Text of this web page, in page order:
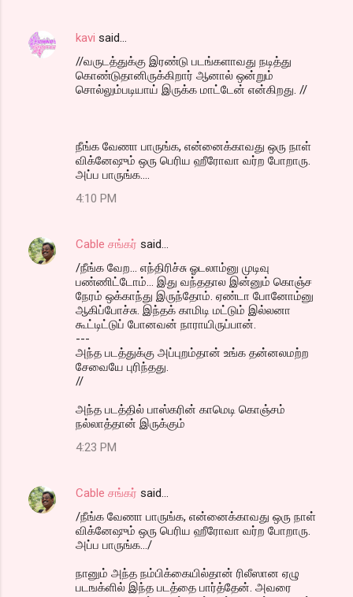
kavi said…
//வருடத்துக்கு இரண்டு படங்களாவது நடித்து
கொண்டுதானிருக்கிறார் ஆனால் ஒன்றும்
சொல்லும்படியாய் இருக்க மாட்டேன் என்கிறது. //
நீங்க வேணா பாருங்க, என்னைக்காவது ஒரு நாள்
விக்னேஷும் ஒரு பெரிய ஹீரோவா வர்ற போறாரு.
அப்ப பாருங்க....
4:10 PM
Cable சங்கர் said…
/நீங்க வேற... எந்திரிச்சு ஓடலாம்னு முடிவு
பண்ணிட்டோம்... இது வந்ததால இன்னும் கொஞ்ச
நேரம் ஒக்காந்து இருந்தோம். ஏண்டா போனோம்னு
ஆகிப்போச்சு. இந்தக் காமிடி மட்டும் இல்லனா
கூட்டிட்டுப் போனவன் நாராயிருப்பான்.
---
அந்த படத்துக்கு அப்புறம்தான் உங்க தன்னலமற்ற
சேவையே புரிந்தது.
//
அந்த படத்தில் பாஸ்கரின் காமெடி கொஞ்சம்
நல்லாத்தான் இருக்கும்
4:23 PM
Cable சங்கர் said…
/நீங்க வேணா பாருங்க, என்னைக்காவது ஒரு நாள்
விக்னேஷும் ஒரு பெரிய ஹீரோவா வர்ற போறாரு.
அப்ப பாருங்க.../
நானும் அந்த நம்பிக்கையில்தான் ரிலீஸான ஏழு
படஙக்ளில் இந்த படத்தை பார்த்தேன். அவரை